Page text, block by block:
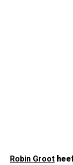
Robin Groot